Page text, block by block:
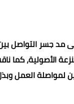
شيخ الأزهر الشريف في زيارتيه الخارجيتين إلى روما وأبو ظبي في عام 2021، على مد جسر
‏الأصولية، كما
لمواصلة العمل